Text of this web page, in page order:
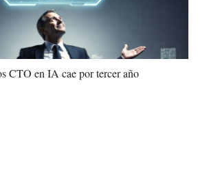
CTO en IA cae por tercer año